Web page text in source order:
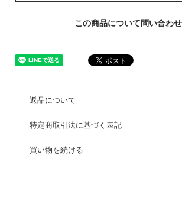
この商品について問い合わ
返品について
特定商取引法に基づく表記
買い物を続ける